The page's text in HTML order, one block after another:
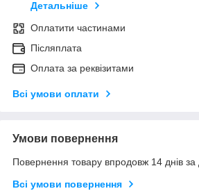
Детальніше
Оплатити частинами
Післяплата
Оплата за реквізитами
Всі умови оплати
Умови повернення
Повернення товару впродовж 14 днів за
Всі умови повернення